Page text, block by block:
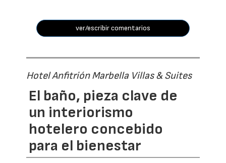
ver/escribir comentarios
Hotel Anfitrión Marbella Villas & Suites
El baño, pieza clave de
un interiorismo
hotelero concebido
para el bienestar